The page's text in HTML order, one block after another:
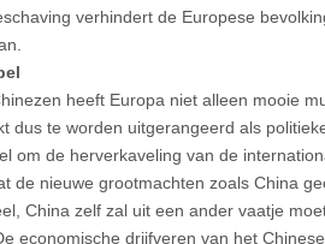
verhindert de Europese
heeft Europa niet alleen mooie
dus te worden uitgerangeerd als
om de herverkaveling van de
de nieuwe grootmachten zoals China
China zelf zal uit een ander vaatje
economische drijfveren van het